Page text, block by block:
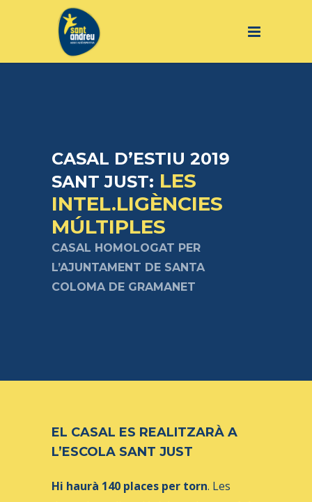
CASAL D’ESTIU 2019
SANT JUST: LES
INTEL.LIGÈNCIES
MÚLTIPLES
CASAL HOMOLOGAT PER
L’AJUNTAMENT DE SANTA
COLOMA DE GRAMANET
EL CASAL ES REALITZARÀ A
L’ESCOLA SANT JUST
Hi haurà 140 places per torn. Les